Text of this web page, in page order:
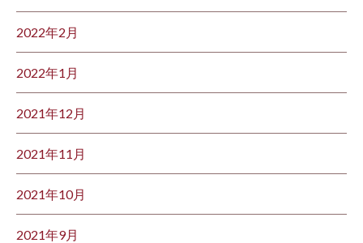
2022年2月
2022年1月
2021年12月
2021年11月
2021年10月
2021年9月